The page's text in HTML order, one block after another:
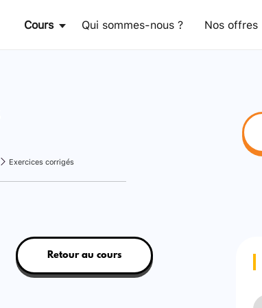
Cours Qui sommes-nous ? Nos offres
Exercices corrigés
Retour au cours